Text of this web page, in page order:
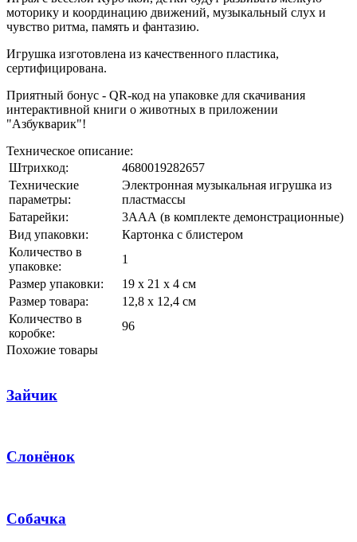
моторику и координацию движений, музыкальный слух и
чувство ритма, память и фантазию.
Игрушка изготовлена из качественного пластика,
сертифицирована.
Приятный бонус - QR-код на упаковке для скачивания
интерактивной книги о животных в приложении
"Азбукварик"!
Техническое описание:
Штрихкод:
4680019282657
Технические
параметры:
Электронная музыкальная игрушка из
пластмассы
Батарейки:
3ААА (в комплекте демонстрационные)
Вид упаковки:
Картонка с блистером
Количество в
упаковке:
1
Размер упаковки:
19 х 21 х 4 см
Размер товара:
12,8 х 12,4 см
Количество в
коробке:
96
Похожие товары
Зайчик
Слонёнок
Собачка